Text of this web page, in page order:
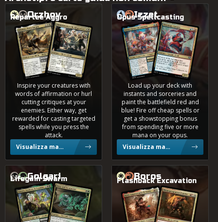
Volume basso di partite
Tier
?
4 Colori 0,7%
4 Colori 0,5%
Grixis 0,2%
4 Colori 0,2%
Jund 0,2%
Orzhov
Repartee Aggro
Anemoa, Poeta InsigneAmministratore Che Rimprovera
Inspire your creatures with
words of affirmation or hurl
cutting critiques at your
enemies. Either way, get
rewarded for casting targeted
spells while you press the
attack.
Visualizza mazzi
Izzet
Opus Spellcasting
Sanar, Genio IncompiutoPittomaga Astratta
Load up your deck with
instants and sorceries and
paint the battlefield red and
blue! Fire off cheap spells or
get a showstopping bonus
from spending five or more
mana on your opus.
Visualizza mazzi
Golgari
Lifegain Swarm
Lluwen, Studente in Scambio
Peste dell'Insegnante
Boros
Flashback Excavation
Kirol, Appassionato di StoriaPlasmapergamene Esperto